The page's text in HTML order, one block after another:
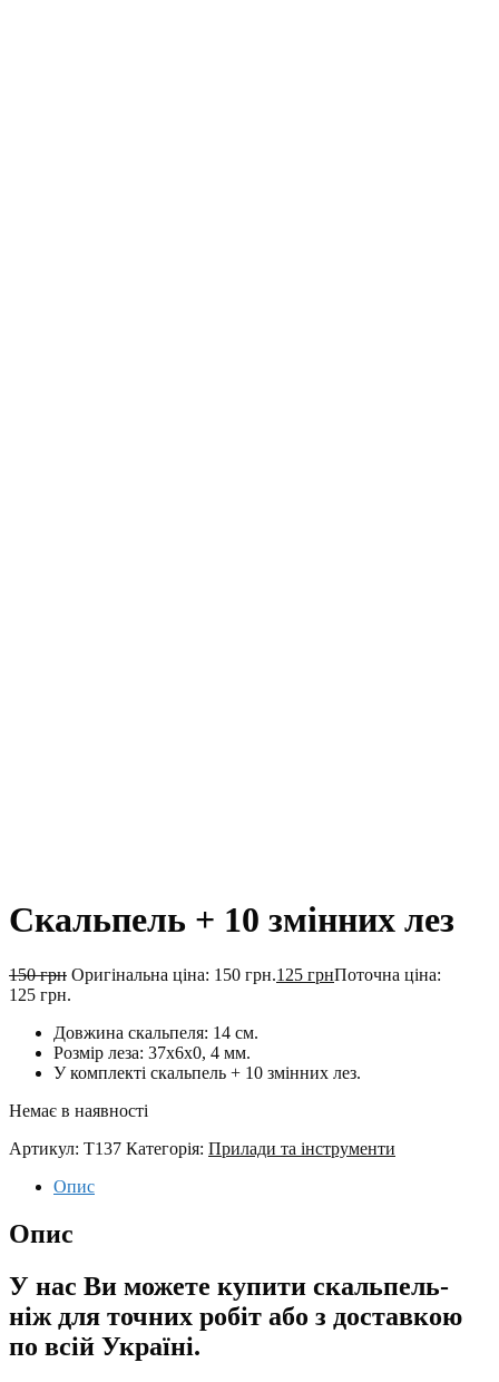
Скальпель + 10 змінних лез
150грн Оригінальна ціна: 150 грн.125 грнПоточна ціна:
125 грн.
Довжина скальпеля: 14 см.
Розмір леза: 37x6x0, 4 мм.
У комплекті скальпель + 10 змінних лез.
Немає в наявності
Артикул: T137 Категорія: Прилади та інструменти
Опис
Опис
У нас Ви можете купити скальпель-
ніж для точних робіт або з доставкою
по всій Україні.